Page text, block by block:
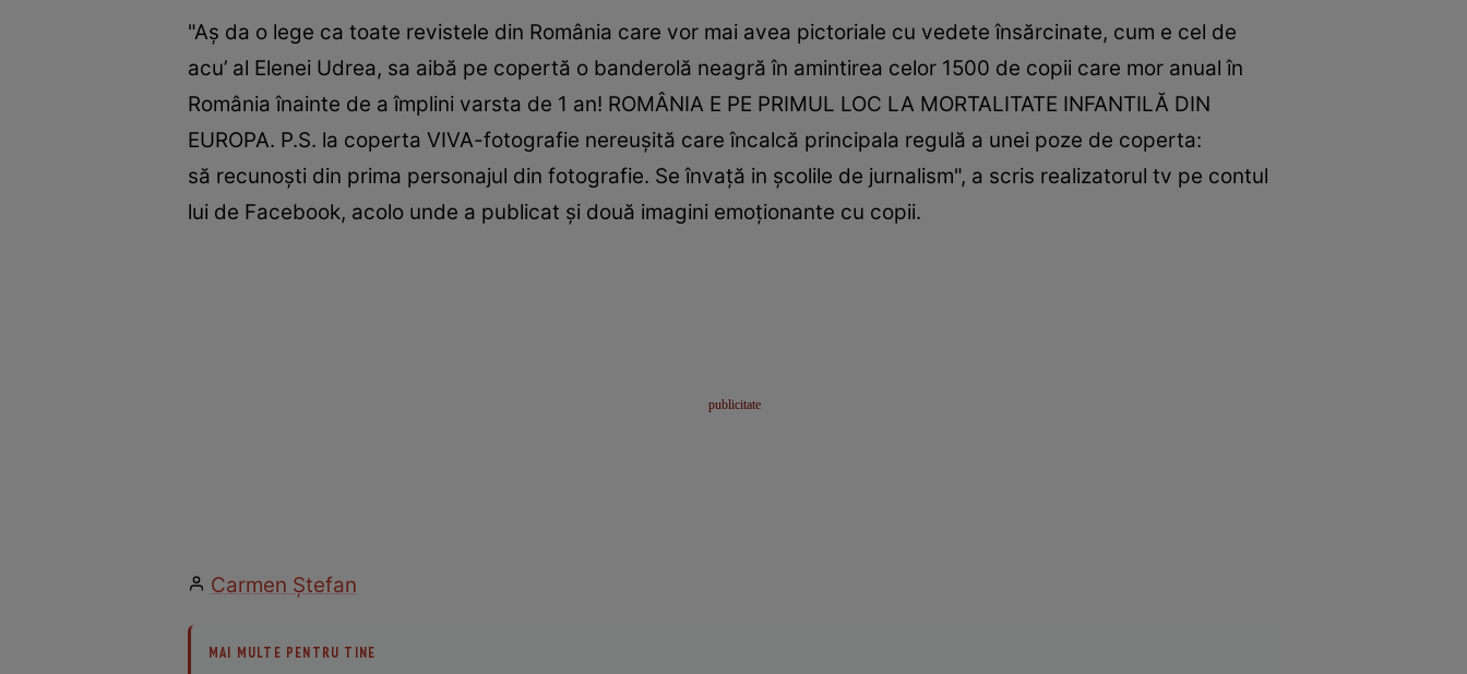
"Aș da o lege ca toate revistele din România care vor mai avea pictoriale cu vedete însărcinate, cum e cel de
acu’ al Elenei Udrea, sa aibă pe copertă o banderolă neagră în amintirea celor 1500 de copii care mor anual în
România înainte de a împlini varsta de 1 an! ROMÂNIA E PE PRIMUL LOC LA MORTALITATE INFANTILĂ DIN
EUROPA. P.S. la coperta VIVA-fotografie nereușită care încalcă principala regulă a unei poze de coperta:
să recunoști din prima personajul din fotografie. Se învață in școlile de jurnalism", a scris realizatorul tv pe contul
lui de Facebook, acolo unde a publicat și două imagini emoționante cu copii.
Carmen Ştefan
MAI MULTE PENTRU TINE